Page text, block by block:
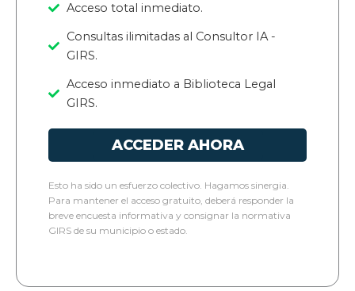
Acceso total inmediato.
Consultas ilimitadas al Consultor IA -
GIRS.
Acceso inmediato a Biblioteca Legal
GIRS.
ACCEDER AHORA
Esto ha sido un esfuerzo colectivo. Hagamos sinergia.
Para mantener el acceso gratuito, deberá responder la
breve encuesta informativa y consignar la normativa
GIRS de su municipio o estado.